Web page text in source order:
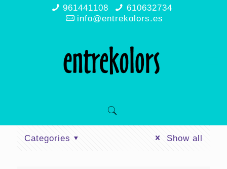
961441108
610632734
info@entrekolors.es
Categories Show all